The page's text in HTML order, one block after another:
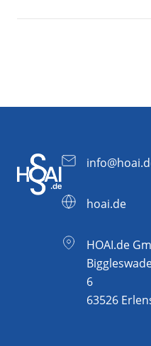
hoai.de
HOAI.de
6
63526